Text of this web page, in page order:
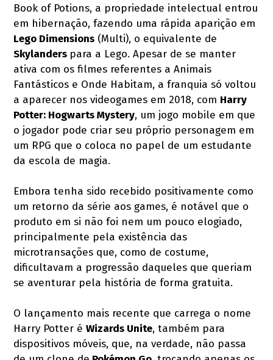
Book of Potions, a propriedade intelectual entrou
em hibernação, fazendo uma rápida aparição em
Lego Dimensions (Multi), o equivalente de
Skylanders para a Lego. Apesar de se manter
ativa com os filmes referentes a Animais
Fantásticos e Onde Habitam, a franquia só voltou
a aparecer nos videogames em 2018, com Harry
Potter: Hogwarts Mystery, um jogo mobile em que
o jogador pode criar seu próprio personagem em
um RPG que o coloca no papel de um estudante
da escola de magia.
Embora tenha sido recebido positivamente como
um retorno da série aos games, é notável que o
produto em si não foi nem um pouco elogiado,
principalmente pela existência das
microtransações que, como de costume,
dificultavam a progressão daqueles que queriam
se aventurar pela história de forma gratuita.
O lançamento mais recente que carrega o nome
Harry Potter éWizards Unite, também para
dispositivos móveis, que, na verdade, não passa